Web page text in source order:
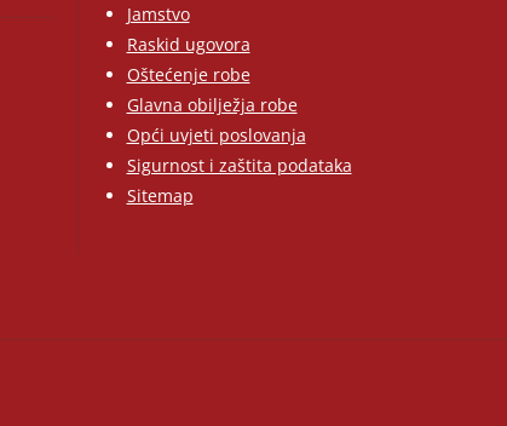
Jamstvo
Raskid ugovora
Oštećenje robe
Glavna obilježja robe
Opći uvjeti poslovanja
Sigurnost i zaštita podataka
Sitemap